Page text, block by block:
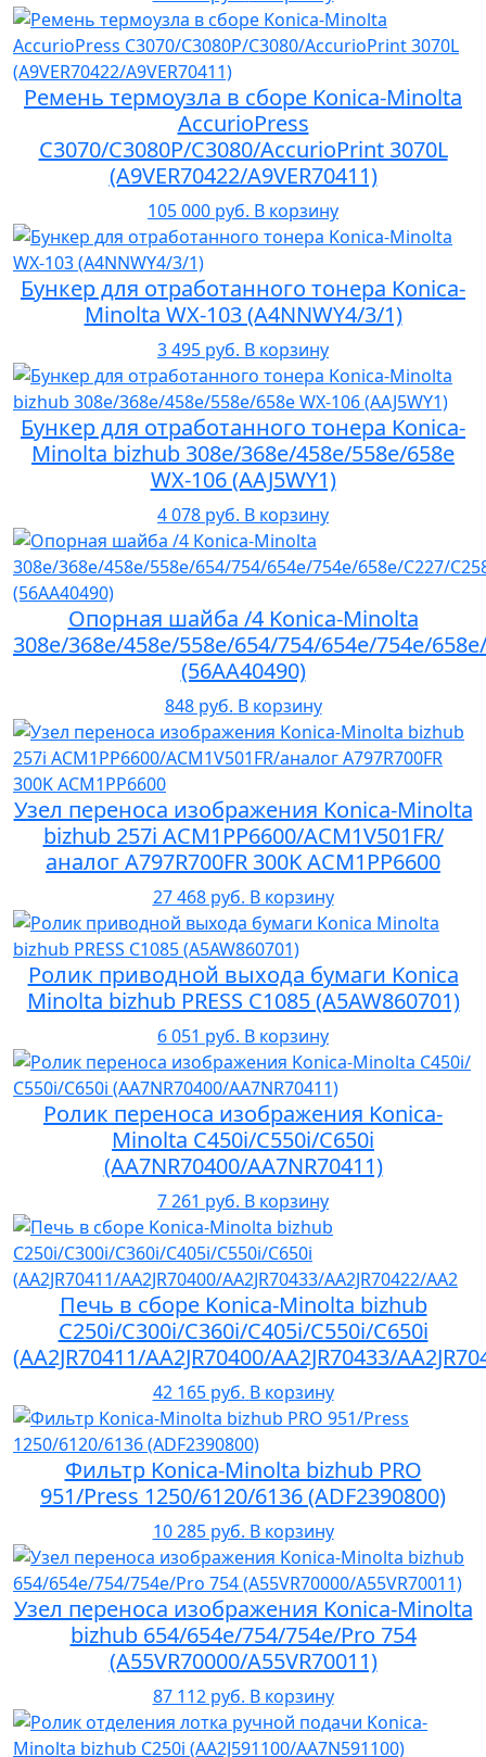
Ремень термоузла в сборе Konica-Minolta
AccurioPress
C3070/C3080P/C3080/AccurioPrint 3070L
(A9VER70422/A9VER70411)
105 000 руб. В корзину
Бункер для отработанного тонера Konica-
Minolta WX-103 (A4NNWY4/3/1)
3 495 руб. В корзину
Бункер для отработанного тонера Konica-
Minolta bizhub 308e/368e/458e/558e/658e
WX-106 (AAJ5WY1)
4 078 руб. В корзину
Опорная шайба /4 Konica-Minolta
308e/368e/458e/558e/654/754/654e/754e/
(56AA40490)
848 руб. В корзину
Узел переноса изображения Konica-Minolta
bizhub 257i ACM1PP6600/ACM1V501FR/
аналог A797R700FR 300K ACM1PP6600
27 468 руб. В корзину
Ролик приводной выхода бумаги Konica
Minolta bizhub PRESS C1085 (A5AW860701)
6 051 руб. В корзину
Ролик переноса изображения Konica-
Minolta C450i/С550i/C650i
(AA7NR70400/AA7NR70411)
7 261 руб. В корзину
Печь в сборе Konica-Minolta bizhub
C250i/C300i/C360i/C405i/C550i/C650i
(AA2JR70411/AA2JR70400/AA2JR70433/
42 165 руб. В корзину
Фильтр Konica-Minolta bizhub PRO
951/Press 1250/6120/6136 (ADF2390800)
10 285 руб. В корзину
Узел переноса изображения Konica-Minolta
bizhub 654/654e/754/754e/Pro 754
(A55VR70000/A55VR70011)
87 112 руб. В корзину